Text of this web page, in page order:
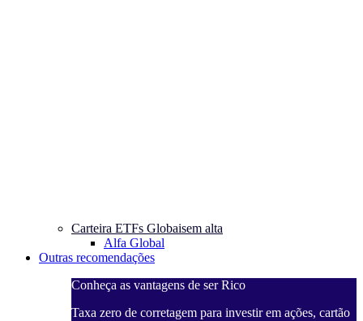
Carteira ETFs Globaisem alta
Alfa Global
Outras recomendações
Conheça as vantagens de ser Rico
Taxa zero de corretagem para investir em ações, cartão